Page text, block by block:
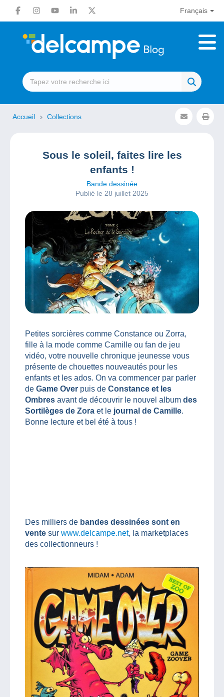
Français
Accueil Collections
Sous le soleil, faites lire les
enfants !
Bande dessinée
Publié le 28 juillet 2025
Petites sorcières comme Constance ou Zorra,
fille à la mode comme Camille ou fan de jeu
vidéo, votre nouvelle chronique jeunesse vous
présente de chouettes nouveautés pour les
enfants et les ados. On va commencer par parler
de Game Over puis de Constance et les
Ombres avant de découvrir le nouvel album des
Sortilèges de Zora et le journal de Camille.
Bonne lecture et bel été à tous !
Des milliers de bandes dessinées sont en
vente sur www.delcampe.net, la marketplaces
des collectionneurs !